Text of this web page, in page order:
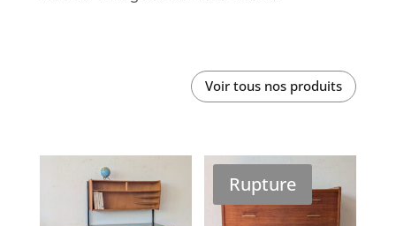
Voir tous nos produits
Rupture